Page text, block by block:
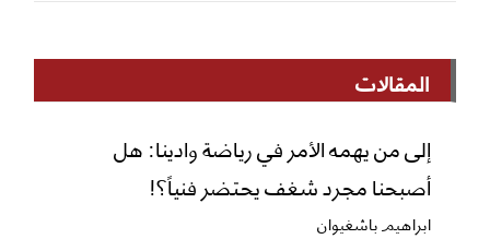
المقالات
إلى من يهمه الأمر في رياضة وادينا: هل
أصبحنا مجرد شغف يحتضر فنياً؟!
ابراهيم باشغيوان